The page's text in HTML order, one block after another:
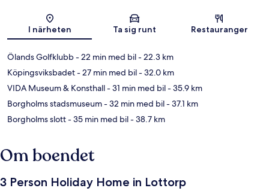
Karta
I närheten Ta sig runt Restauranger
Ölands Golfklubb- 22 min med bil- 22.3 km
Köpingsviksbadet- 27 min med bil- 32.0 km
VIDA Museum & Konsthall- 31 min med bil- 35.9 km
Borgholms stadsmuseum- 32 min med bil- 37.1 km
Borgholms slott- 35 min med bil- 38.7 km
Om boendet
3 Person Holiday Home in Lottorp